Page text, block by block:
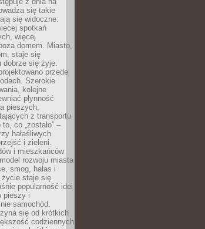
się takie
się widoczne:
spotkań
więcej
domem. Miasto,
staje się
dobrze się żyje.
przede
Szerokie
kolejne
płynność
pieszych,
z transportu
co „zostało” –
hałaśliwych
i zieleni.
i mieszkańców
rozwoju miasta
smog, hałas i
życie staje się
popularność idei
pieszy i
samochód.
się od krótkich
codziennych